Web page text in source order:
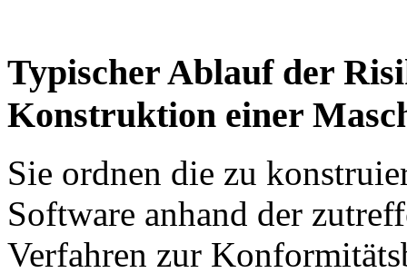
Typischer Ablauf der
Konstruktion einer
Sie ordnen die zu
Software anhand der
Verfahren zur